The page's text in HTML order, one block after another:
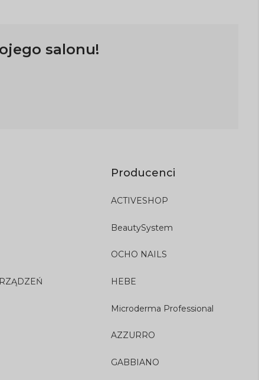
salonu!
Producenci
ACTIVESHOP
BeautySystem
OCHO NAILS
HEBE
Microderma Professional
AZZURRO
GABBIANO